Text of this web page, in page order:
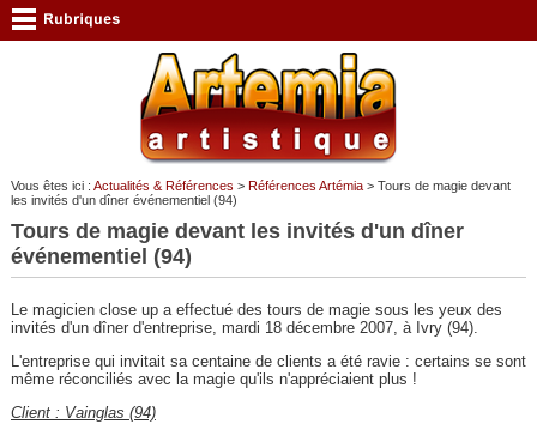
Vous êtes ici : Actualités & Références > Références Artémia> Tours de magie devant
les invités d'un dîner événementiel (94)
Tours de magie devant les invités d'un dîner
événementiel (94)
Le magicien close up a effectué des tours de magie sous les yeux des
invités d'un dîner d'entreprise, mardi 18 décembre 2007, à Ivry (94).
L'entreprise qui invitait sa centaine de clients a été ravie : certains se sont
même réconciliés avec la magie qu'ils n'appréciaient plus !
Client : Vainglas (94)